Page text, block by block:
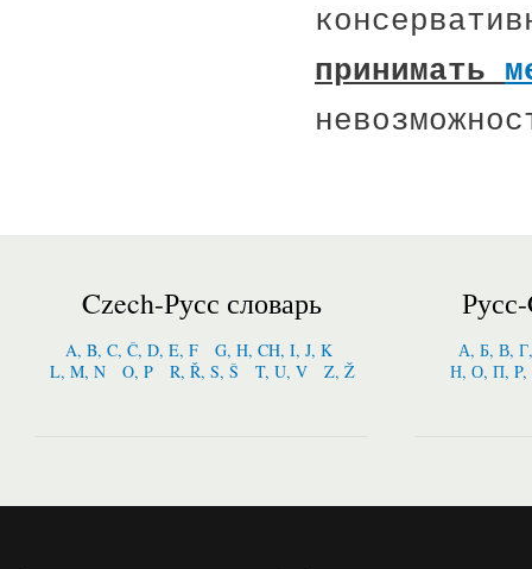
принимать
Czech-Русс словарь
A, B, C, Č, D, E, F
G, H, CH, I, J, K
L, M, N
O, P R, Ř, S, Š T, U, V Z, Ž
А, Б, В,
Н, О, П,